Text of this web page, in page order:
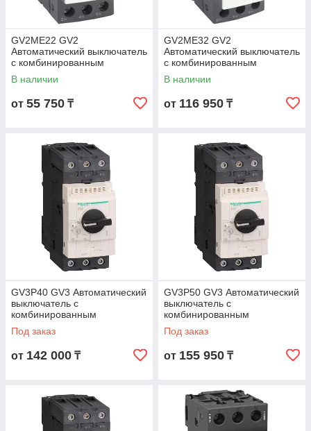
GV2ME22 GV2
Автоматический выключатель
с комбинированным
расцепителем 20-25А
В наличии
от 55 750 ₸
GV2ME32 GV2
Автоматический выключатель
с комбинированным
расцепителем 24-32А
В наличии
от 116 950 ₸
GV3P40 GV3 Автоматический
выключатель с
комбинированным
расцепителем 40А винтовые
зажимы
Под заказ
от 142 000 ₸
GV3P50 GV3 Автоматический
выключатель с
комбинированным
расцепителем 50А винтовые
зажимы
Под заказ
от 155 950 ₸